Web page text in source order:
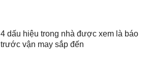
4 dấu hiệu trong nhà được xem là báo
trước vận may sắp đến